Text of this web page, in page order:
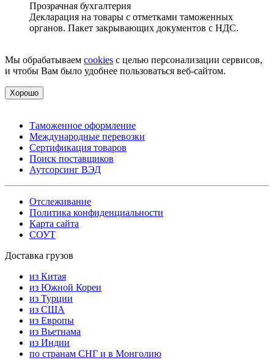
Прозрачная бухгалтерия
Декларация на товары с отметками таможенных
органов. Пакет закрывающих документов с НДС.
Мы обрабатываем cookies с целью персонализации сервисов,
и чтобы Вам было удобнее пользоваться веб-сайтом.
Хорошо
Таможенное оформление
Международные перевозки
Сертификация товаров
Поиск поставщиков
Аутсорсинг ВЭД
Отслеживание
Политика конфиденциальности
Карта сайта
СОУТ
Доставка грузов
из Китая
из Южной Кореи
из Турции
из США
из Европы
из Вьетнама
из Индии
по странам СНГ и в Монголию